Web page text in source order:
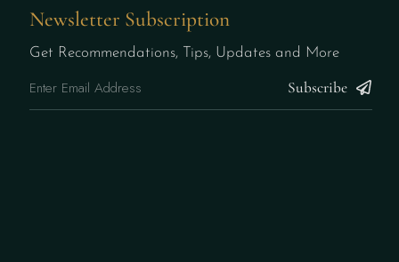
Newsletter Subscription
Get Recommendations, Tips, Updates and More
Subscribe